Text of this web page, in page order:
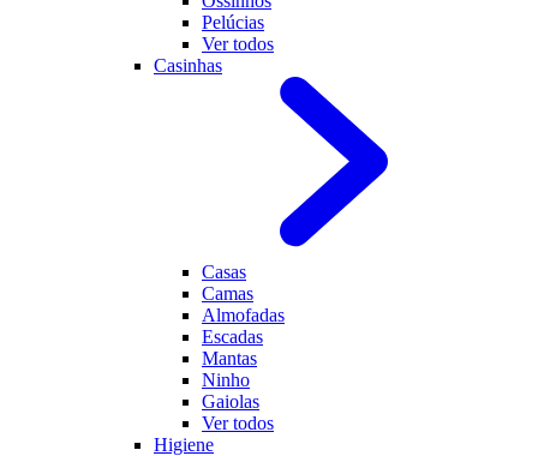
Pelúcias
Ver todos
Casinhas
Casas
Camas
Almofadas
Escadas
Mantas
Ninho
Gaiolas
Ver todos
Higiene